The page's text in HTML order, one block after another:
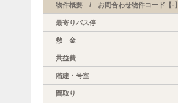
物件概要 / お問合わせ物件コード【-】
最寄りバス停
敷 金
共益費
階建・号室
間取り